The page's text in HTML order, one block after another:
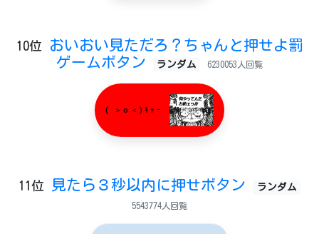
10位
おいおい見ただろ？ちゃんと押せよ罰
ゲームボタン
ランダム 6230053人回覧
( ＞o＜)ｷｬｰ
11位 見たら３秒以内に押せボタン ランダム
5543774人回覧